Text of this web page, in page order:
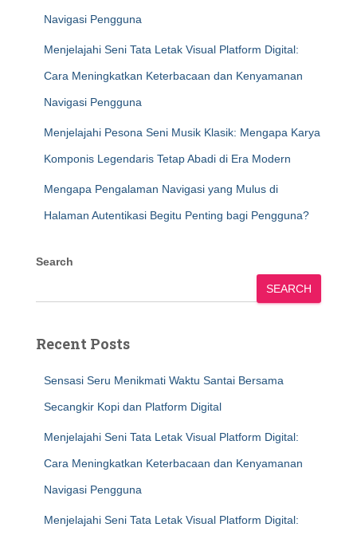
Navigasi Pengguna
Menjelajahi Seni Tata Letak Visual Platform Digital:
Cara Meningkatkan Keterbacaan dan Kenyamanan
Navigasi Pengguna
Menjelajahi Pesona Seni Musik Klasik: Mengapa Karya
Komponis Legendaris Tetap Abadi di Era Modern
Mengapa Pengalaman Navigasi yang Mulus di
Halaman Autentikasi Begitu Penting bagi Pengguna?
Search
SEARCH
Recent Posts
Sensasi Seru Menikmati Waktu Santai Bersama
Secangkir Kopi dan Platform Digital
Menjelajahi Seni Tata Letak Visual Platform Digital:
Cara Meningkatkan Keterbacaan dan Kenyamanan
Navigasi Pengguna
Menjelajahi Seni Tata Letak Visual Platform Digital: